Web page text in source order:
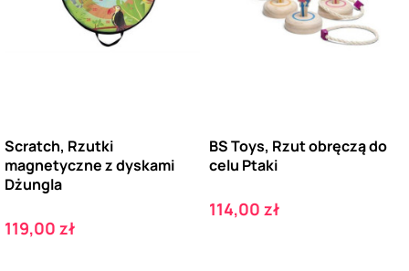
Scratch, Rzutki
magnetyczne z dyskami
Dżungla
Cena
119,00 zł
BS Toys, Rzut obręczą do
celu Ptaki
Cena
114,00 zł